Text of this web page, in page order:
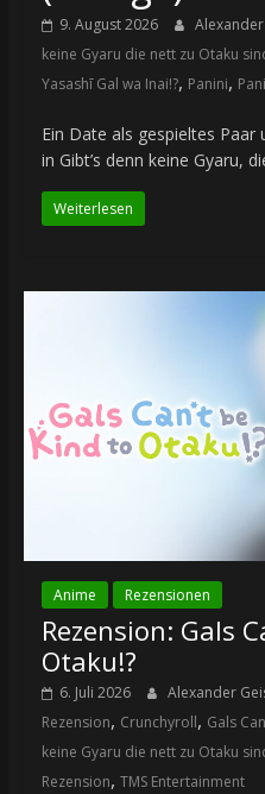
9. August 2026
keine Gyaru die nett zu Otaku
Yasashī Gal wa Inai!?, Panini,
Ein Date als gespieltes Paar
in Gibt’s denn keine Gyaru,
Weiterlesen
Anime Rezensionen
Rezension: Gals
Otaku!?
6. Juli 2026 Alexander
Rezension, Crunchyroll, Gals
keine Gyaru die nett zu Otaku
Rezension, TMS Entertainment